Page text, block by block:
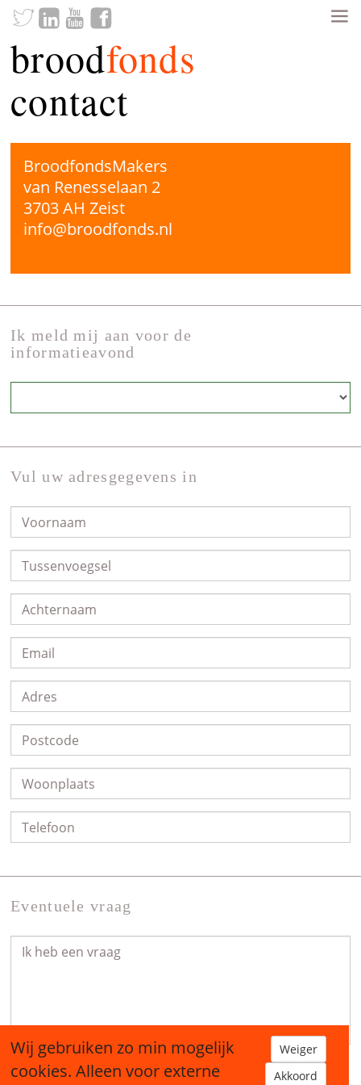
broodfonds
contact
BroodfondsMakers
van Renesselaan 2
3703 AH Zeist
info@broodfonds.nl
Ik meld mij aan voor de
informatieavond
Vul uw adresgegevens in
Eventuele vraag
Wij gebruiken zo min mogelijk
cookies. Alleen voor externe
Weiger
Akkoord